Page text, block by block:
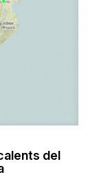
del